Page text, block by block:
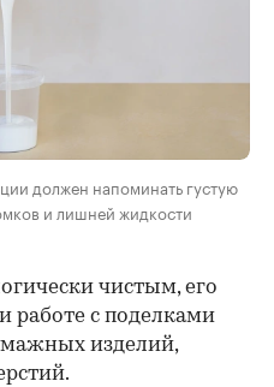
должен напоминать густую
и лишней жидкости
чистым, его
работе с поделками
изделий,